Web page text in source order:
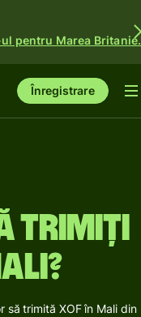
pentru Marea Britanie.
Înregistrare
trimiți
să trimită XOF în Mali din